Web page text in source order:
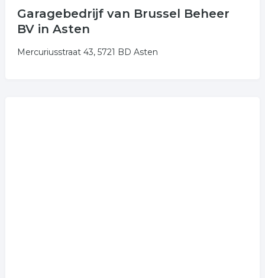
Garagebedrijf van Brussel Beheer
BV in Asten
Mercuriusstraat 43, 5721 BD Asten